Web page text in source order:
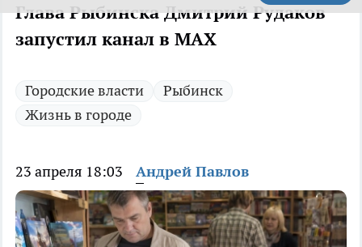
Глава Рыбинска Дмитрий Рудаков
запустил канал в MAX
Городские власти
Рыбинск
Жизнь в городе
23 апреля 18:03 Андрей Павлов